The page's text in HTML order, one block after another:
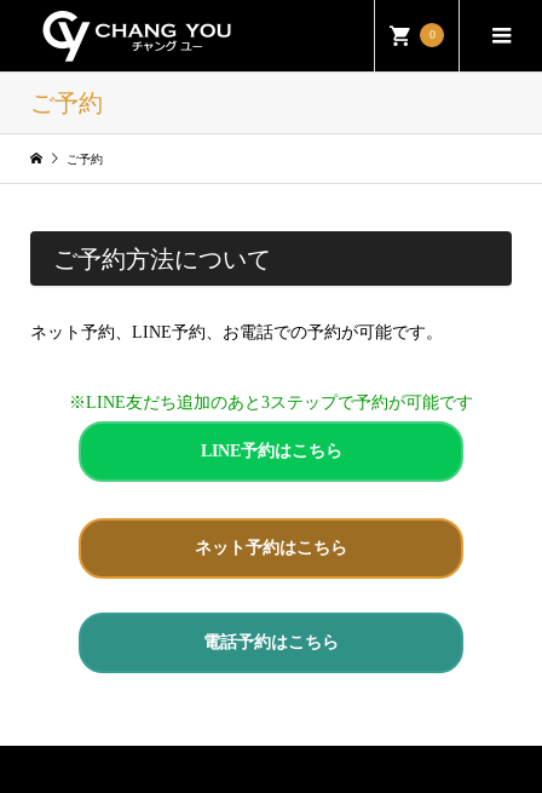
0
ご予約
ご予約
ご予約方法について
ネット予約、LINE予約、お電話での予約が可能です。
※LINE友だち追加のあと3ステップで予約が可能です
LINE予約はこちら
ネット予約はこちら
電話予約はこちら